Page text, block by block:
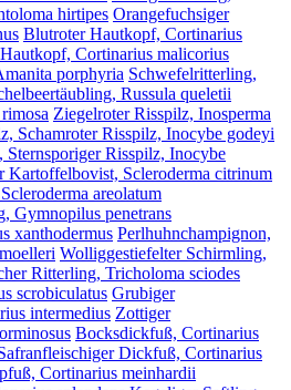
hirtipes Orangefuchsiger
Blutroter Hautkopf, Cortinarius
Cortinarius malicorius
porphyria Schwefelritterling,
Russula queletii
Ziegelroter Risspilz, Inosperma
Schamroter Risspilz, Inocybe godeyi
Risspilz, Inocybe
Kartoffelbovist, Scleroderma citrinum
areolatum
Gymnopilus penetrans
xanthodermus Perlhuhnchampignon,
Wolliggestiefelter Schirmling,
Ritterling, Tricholoma sciodes
scrobiculatus Grubiger
intermedius Zottiger
Bocksdickfuß, Cortinarius
Dickfuß, Cortinarius
Cortinarius meinhardii